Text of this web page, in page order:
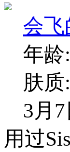
会飞
年龄:
肤质:
3月
用过